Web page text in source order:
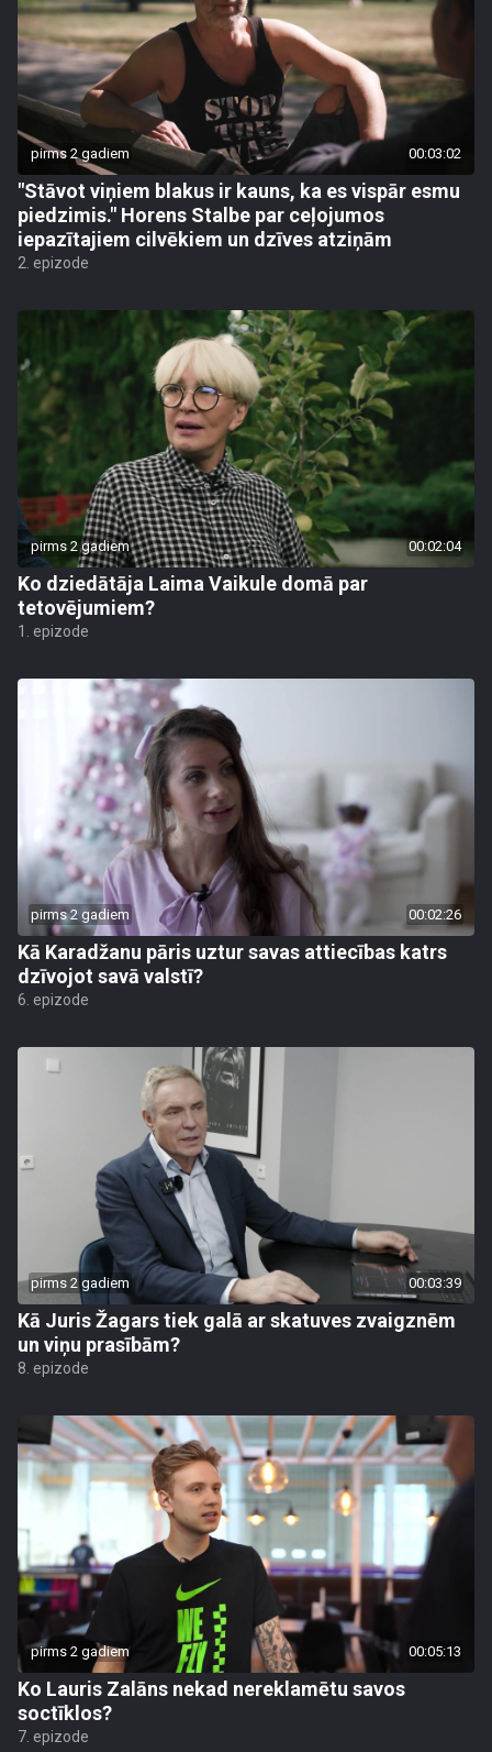
pirms 2 gadiem 00:03:02
"Stāvot viņiem blakus ir kauns, ka es vispār esmu
piedzimis." Horens Stalbe par ceļojumos
iepazītajiem cilvēkiem un dzīves atziņām
2. epizode
pirms 2 gadiem 00:02:04
Ko dziedātāja Laima Vaikule domā par
tetovējumiem?
1. epizode
pirms 2 gadiem 00:02:26
Kā Karadžanu pāris uztur savas attiecības katrs
dzīvojot savā valstī?
6. epizode
pirms 2 gadiem 00:03:39
Kā Juris Žagars tiek galā ar skatuves zvaigznēm
un viņu prasībām?
8. epizode
pirms 2 gadiem 00:05:13
Ko Lauris Zalāns nekad nereklamētu savos
soctīklos?
7. epizode